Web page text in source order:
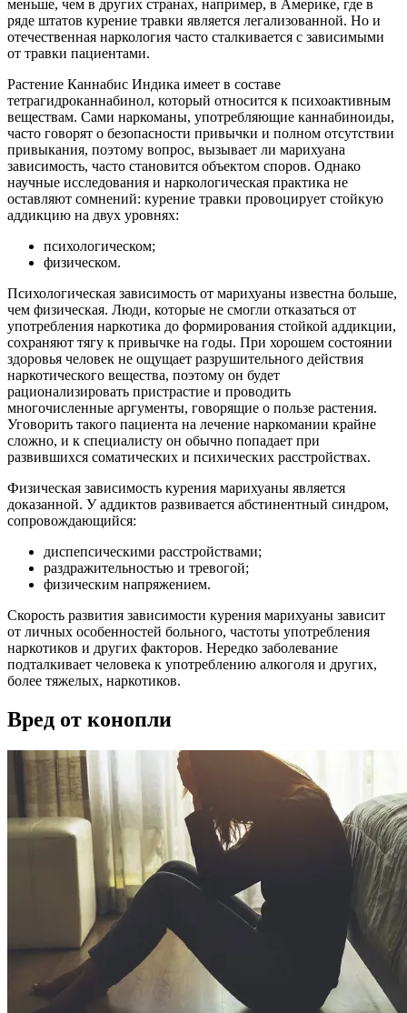
меньше, чем в других странах, например, в Америке, где в
ряде штатов курение травки является легализованной. Но и
отечественная наркология часто сталкивается с зависимыми
от травки пациентами.
Растение Каннабис Индика имеет в составе
тетрагидроканнабинол, который относится к психоактивным
веществам. Сами наркоманы, употребляющие каннабиноиды,
часто говорят о безопасности привычки и полном отсутствии
привыкания, поэтому вопрос, вызывает ли марихуана
зависимость, часто становится объектом споров. Однако
научные исследования и наркологическая практика не
оставляют сомнений: курение травки провоцирует стойкую
аддикцию на двух уровнях:
психологическом;
физическом.
Психологическая зависимость от марихуаны известна больше,
чем физическая. Люди, которые не смогли отказаться от
употребления наркотика до формирования стойкой аддикции,
сохраняют тягу к привычке на годы. При хорошем состоянии
здоровья человек не ощущает разрушительного действия
наркотического вещества, поэтому он будет
рационализировать пристрастие и проводить
многочисленные аргументы, говорящие о пользе растения.
Уговорить такого пациента на лечение наркомании крайне
сложно, и к специалисту он обычно попадает при
развившихся соматических и психических расстройствах.
Физическая зависимость курения марихуаны является
доказанной. У аддиктов развивается абстинентный синдром,
сопровождающийся:
диспепсическими расстройствами;
раздражительностью и тревогой;
физическим напряжением.
Скорость развития зависимости курения марихуаны зависит
от личных особенностей больного, частоты употребления
наркотиков и других факторов. Нередко заболевание
подталкивает человека к употреблению алкоголя и других,
более тяжелых, наркотиков.
Вред от конопли